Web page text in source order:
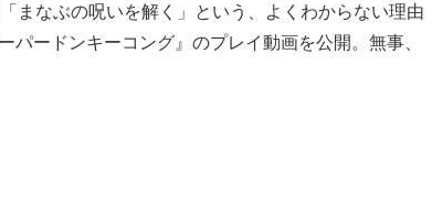
まなぶの呪いを解く」という、よくわからない理由
パードンキーコング』のプレイ動画を公開。無事、